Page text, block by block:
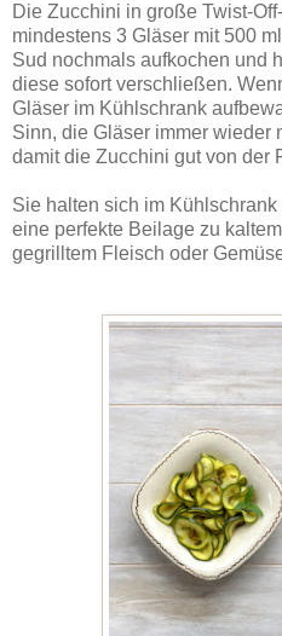
Die Zucchini in große Twist-
mindestens 3 Gläser mit 500
Sud nochmals aufkochen und
diese sofort verschließen.
Gläser im Kühlschrank
Sinn, die Gläser immer wieder
damit die Zucchini gut von der
Sie halten sich im
eine perfekte Beilage zu
gegrilltem Fleisch oder